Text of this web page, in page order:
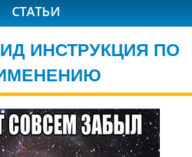
СТАТЬИ
ИНСТРУКЦИЯ ПО